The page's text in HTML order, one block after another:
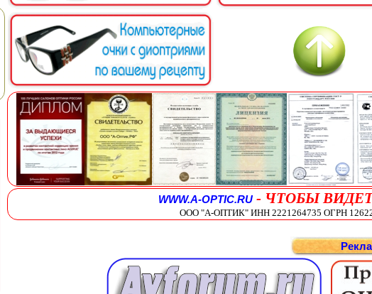
WWW.A-OPTIC.RU - ЧТОБЫ
ООО "А-ОПТИК" ИНН 2221264735 ОГРН